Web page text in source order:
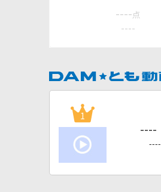
---- 点
----
1
----
----